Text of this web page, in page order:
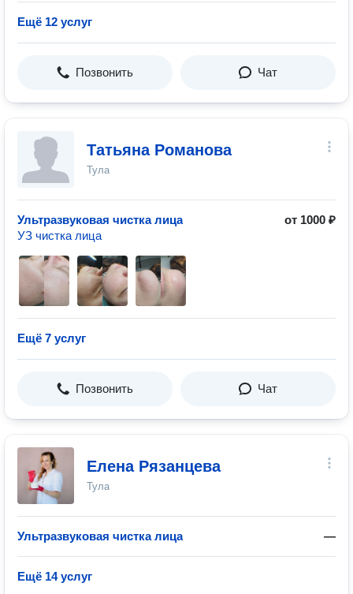
Ещё 12 услуг
Позвонить Чат
Татьяна Романова
Тула
Ультразвуковая чистка лица
от 1000 ₽
УЗ чистка лица
Ещё 7 услуг
Позвонить Чат
Елена Рязанцева
Тула
Ультразвуковая чистка лица —
Ещё 14 услуг